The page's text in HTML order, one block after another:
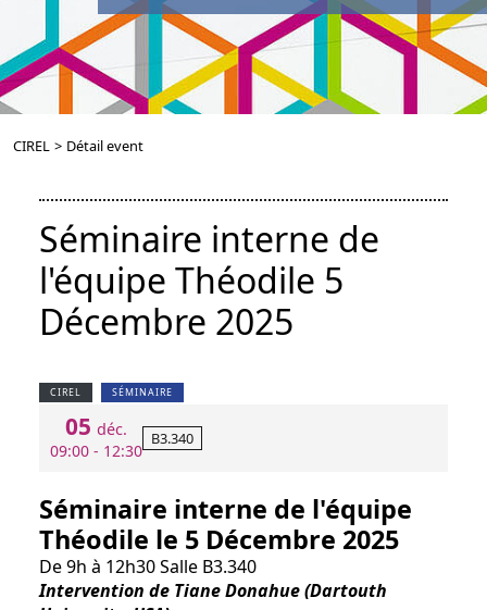
CIREL > Détail event
Séminaire interne de
l'équipe Théodile 5
Décembre 2025
CIREL SÉMINAIRE
05 déc.
09:00 - 12:30
B3.340
Séminaire interne de l'équipe
Théodile le 5 Décembre 2025
De 9h à 12h30 Salle B3.340
Intervention de Tiane Donahue (Dartouth